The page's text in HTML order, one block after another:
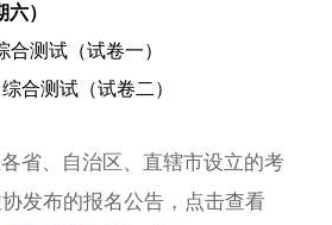
）
测试（试卷一）
合测试（试卷二）
省、自治区、直辖市设立的考
发布的报名公告，点击查看